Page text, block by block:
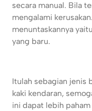
secara manual. Bila
mengalami
menuntaskannya
yang baru.
Itulah sebagian jenis
kaki kendaran,
ini dapat lebih